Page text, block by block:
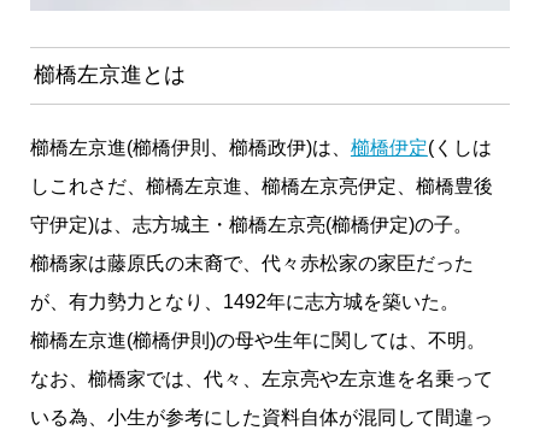
櫛橋左京進とは
櫛橋左京進(櫛橋伊則、櫛橋政伊)は、 櫛橋伊定(くしは
しこれさだ、櫛橋左京進、櫛橋左京亮伊定、櫛橋豊後
守伊定)は、志方城主・櫛橋左京亮(櫛橋伊定)の子。
櫛橋家は藤原氏の末裔で、代々赤松家の家臣だった
が、有力勢力となり、1492年に志方城を築いた。
櫛橋左京進(櫛橋伊則)の母や生年に関しては、不明。
なお、櫛橋家では、代々、左京亮や左京進を名乗って
いる為、小生が参考にした資料自体が混同して間違っ